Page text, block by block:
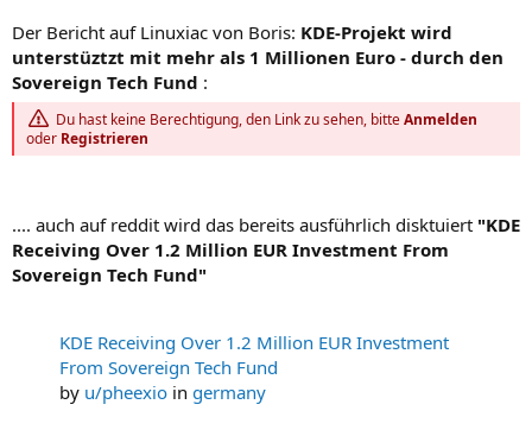
Der Bericht auf Linuxiac von Boris: KDE-Projekt wird
unterstüztzt mit mehr als 1 Millionen Euro - durch den
Sovereign Tech Fund :
Du hast keine Berechtigung, den Link zu sehen, bitteAnmelden
oder Registrieren
.... auch auf reddit wird das bereits ausführlich disktuiert "KDE
Receiving Over 1.2 Million EUR Investment From
Sovereign Tech Fund"
KDE Receiving Over 1.2 Million EUR Investment
From Sovereign Tech Fund
by u/pheexio in germany